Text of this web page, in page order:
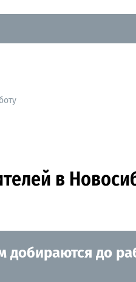
в
добираются до